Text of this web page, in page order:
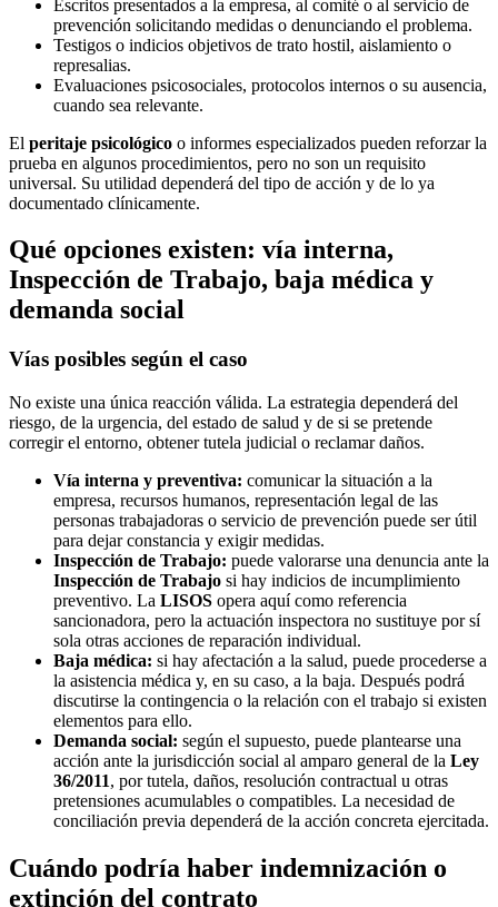
Escritos presentados a la empresa, al comité o al servicio de
prevención solicitando medidas o denunciando el problema.
Testigos o indicios objetivos de trato hostil, aislamiento o
represalias.
Evaluaciones psicosociales, protocolos internos o su ausencia,
cuando sea relevante.
El peritaje psicológico o informes especializados pueden reforzar la
prueba en algunos procedimientos, pero no son un requisito
universal. Su utilidad dependerá del tipo de acción y de lo ya
documentado clínicamente.
Qué opciones existen: vía interna,
Inspección de Trabajo, baja médica y
demanda social
Vías posibles según el caso
No existe una única reacción válida. La estrategia dependerá del
riesgo, de la urgencia, del estado de salud y de si se pretende
corregir el entorno, obtener tutela judicial o reclamar daños.
Vía interna y preventiva: comunicar la situación a la
empresa, recursos humanos, representación legal de las
personas trabajadoras o servicio de prevención puede ser útil
para dejar constancia y exigir medidas.
Inspección de Trabajo: puede valorarse una denuncia ante la
Inspección de Trabajo si hay indicios de incumplimiento
preventivo. La LISOS opera aquí como referencia
sancionadora, pero la actuación inspectora no sustituye por sí
sola otras acciones de reparación individual.
Baja médica: si hay afectación a la salud, puede procederse a
la asistencia médica y, en su caso, a la baja. Después podrá
discutirse la contingencia o la relación con el trabajo si existen
elementos para ello.
Demanda social: según el supuesto, puede plantearse una
acción ante la jurisdicción social al amparo general de la Ley
36/2011, por tutela, daños, resolución contractual u otras
pretensiones acumulables o compatibles. La necesidad de
conciliación previa dependerá de la acción concreta ejercitada.
Cuándo podría haber indemnización o
extinción del contrato